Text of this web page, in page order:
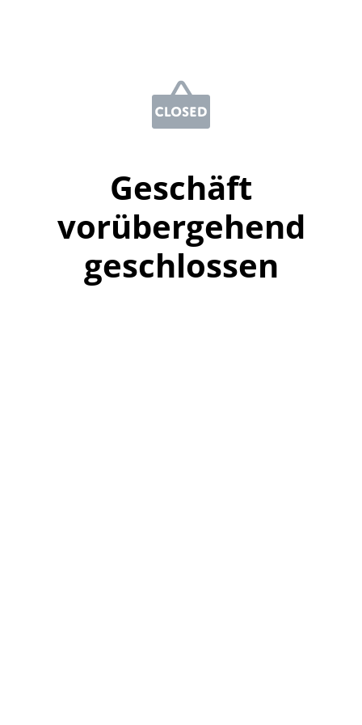
Geschäft
vorübergehend
geschlossen